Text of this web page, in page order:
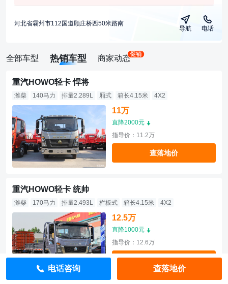
河北省霸州市112国道顾庄桥西50米路南
导航 电话
全部车型 热销车型 商家动态
重汽HOWO轻卡 悍将
潍柴 140马力 排量2.289L 厢式 箱长4.15米 4X2
11万
直降2000元
指导价：11.2万
查落地价
重汽HOWO轻卡 统帅
潍柴 170马力 排量2.493L 栏板式 箱长4.15米 4X2
12.5万
直降1000元
指导价：12.6万
查落地价
电话咨询 查落地价